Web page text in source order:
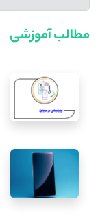
مطالب آموزشی